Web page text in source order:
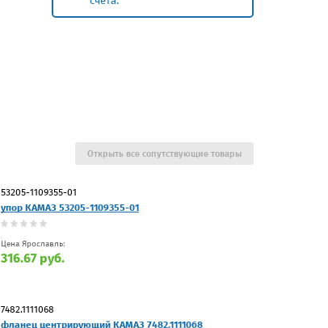
53205-1109355-01
упор КАМАЗ 53205-1109355-01
Цена Ярославль:
316.67 руб.
7482.1111068
фланец центрирующий КАМАЗ 7482.1111068
Открыть все сопутствующие товары